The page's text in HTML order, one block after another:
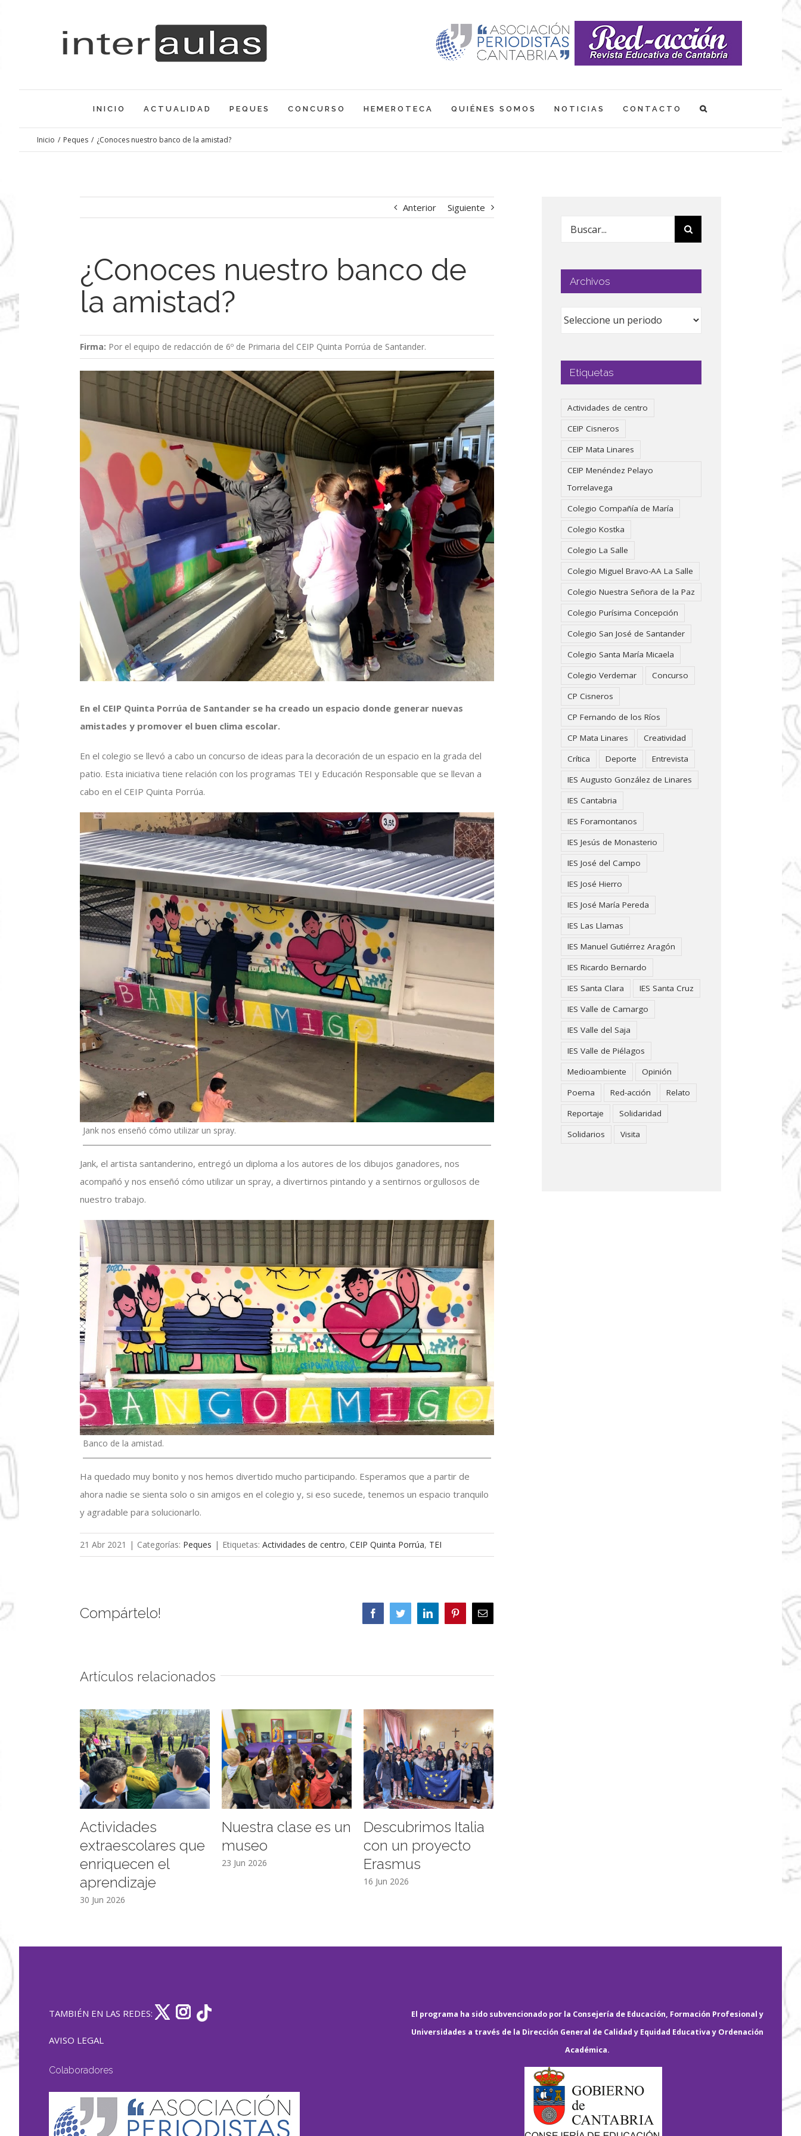
INICIO ACTUALIDAD PEQUES CONCURSO HEMEROTECA QUIÉNES SOMOS NOTICIAS CONTACTO
Inicio / Peques / ¿Conoces nuestro banco de la amistad?
Anterior Siguiente
¿Conoces nuestro banco de
la amistad?
Firma: Por el equipo de redacción de 6º de Primaria del CEIP Quinta Porrúa de Santander.
Ver
grande
En el CEIP Quinta Porrúa de Santander se ha creado un espacio donde generar nuevas
amistades y promover el buen clima escolar.
En el colegio se llevó a cabo un concurso de ideas para la decoración de un espacio en la grada del
patio. Esta iniciativa tiene relación con los programas TEI y Educación Responsable que se llevan a
cabo en el CEIP Quinta Porrúa.
Jank nos enseñó cómo utilizar un spray.
Jank, el artista santanderino, entregó un diploma a los autores de los dibujos ganadores, nos
acompañó y nos enseñó cómo utilizar un spray, a divertirnos pintando y a sentirnos orgullosos de
nuestro trabajo.
Banco de la amistad.
Ha quedado muy bonito y nos hemos divertido mucho participando. Esperamos que a partir de
ahora nadie se sienta solo o sin amigos en el colegio y, si eso sucede, tenemos un espacio tranquilo
y agradable para solucionarlo.
21 Abr 2021 | Categorías: Peques | Etiquetas:Actividades de centro,CEIP Quinta Porrúa, TEI
Compártelo! FacebookTwitterLinkedIn PinterestCorreo
electrónico
Artículos relacionados
Actividades
extraescolares que
enriquecen el
aprendizaje
30 Jun 2026
Nuestra clase es un
museo
23 Jun 2026
Descubrimos Italia
con un proyecto
Erasmus
16 Jun 2026
Buscar:
Archivos
Etiquetas
Actividades de centro
CEIP Cisneros
CEIP Mata Linares
CEIP Menéndez Pelayo
Torrelavega
Colegio Compañía de María
Colegio Kostka
Colegio La Salle
Colegio Miguel Bravo-AA La Salle
Colegio Nuestra Señora de la Paz
Colegio Purísima Concepción
Colegio San José de Santander
Colegio Santa María Micaela
Colegio Verdemar
Concurso
CP Cisneros
CP Fernando de los Ríos
CP Mata Linares
Creatividad
Crítica
Deporte
Entrevista
IES Augusto González de Linares
IES Cantabria
IES Foramontanos
IES Jesús de Monasterio
IES José del Campo
IES José Hierro
IES José María Pereda
IES Las Llamas
IES Manuel Gutiérrez Aragón
IES Ricardo Bernardo
IES Santa Clara
IES Santa Cruz
IES Valle de Camargo
IES Valle del Saja
IES Valle de Piélagos
Medioambiente
Opinión
Poema
Red-acción
Relato
Reportaje
Solidaridad
Solidarios
Visita
TAMBIÉN EN LAS REDES:
AVISO LEGAL
Colaboradores
El programa ha sido subvencionado por la Consejería de Educación, Formación Profesional y
Universidades a través de la Dirección General de Calidad y Equidad Educativa y Ordenación
Académica.